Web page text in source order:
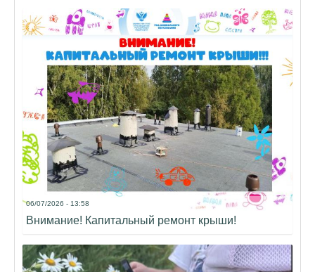
06/07/2026 - 13:58
Внимание! Капитальный ремонт крыши!